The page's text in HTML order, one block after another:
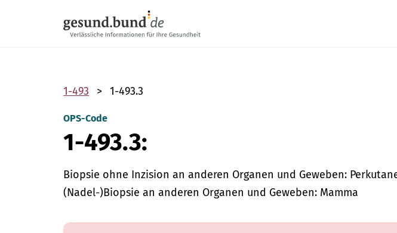
1-493 1-493.3
OPS-Code
1-493.3:
Biopsie ohne Inzision an anderen Organen und Geweben:
(Nadel-)Biopsie an anderen Organen und Geweben: Mamma